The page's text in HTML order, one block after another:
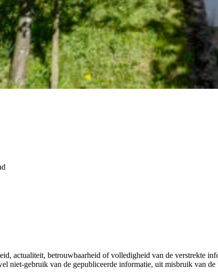
actualiteit, betrouwbaarheid of volledigheid van de verstrekte
niet-gebruik van de gepubliceerde informatie, uit misbruik van